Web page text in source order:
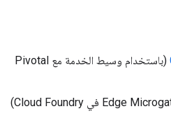
(باستخدام وسيط الخدمة مع Pivotal